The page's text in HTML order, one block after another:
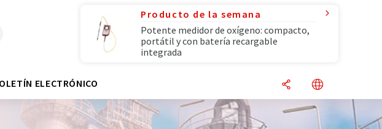
Producto de la semana
Potente medidor de oxígeno: compacto,
portátil y con batería recargable
integrada
ELECTRÓNICO